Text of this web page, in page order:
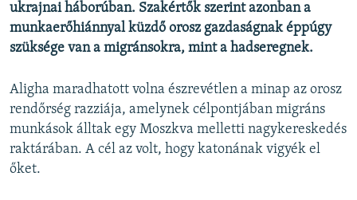
ukrajnai háborúban. Szakértők szerint azonban a
munkaerőhiánnyal küzdő orosz gazdaságnak éppúgy
szüksége van a migránsokra, mint a hadseregnek.
Aligha maradhatott volna észrevétlen a minap az orosz
rendőrség razziája, amelynek célpontjában migráns
munkások álltak egy Moszkva melletti nagykereskedés
raktárában. A cél az volt, hogy katonának vigyék el
őket.